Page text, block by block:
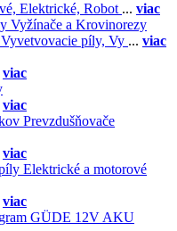
Elektrické, Robot ... viac
Vyžínače a Krovinorezy
Vyvetvovacie píly, Vy ... viac
viac
viac
Prevzdušňovače
viac
Elektrické a motorové
viac
GÜDE 12V AKU